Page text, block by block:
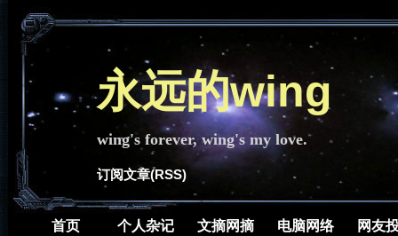
永远的wing
wing's forever, wing's my love.
订阅文章(RSS)
首页 个人杂记 文摘网摘 电脑网络 网友